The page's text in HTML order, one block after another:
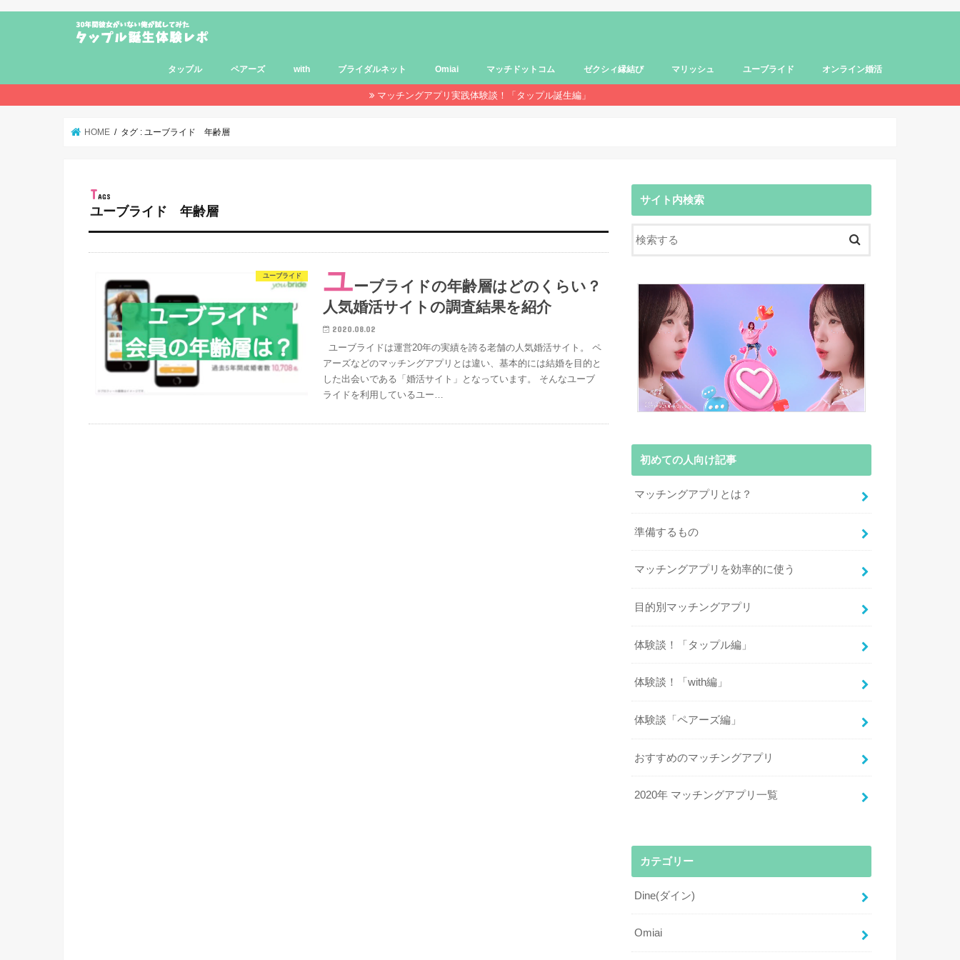
タップル ペアーズ with ブライダルネット Omiai マッチドットコム ゼクシィ縁結び マリッシュ ユーブライド オンライン婚活
マッチングアプリ実践体験談！「タップル誕生編」
HOME タグ : ユーブライド 年齢層
ユーブライド 年齢層
ユーブライド ユーブライドの年齢層はどのくらい？
人気婚活サイトの調査結果を紹介
2020.08.02
ユーブライドは運営20年の実績を誇る老舗の人気婚活サイト。 ペ
アーズなどのマッチングアプリとは違い、基本的には結婚を目的と
した出会いである「婚活サイト」となっています。 そんなユーブ
ライドを利用しているユー…
サイト内検索
初めての人向け記事
マッチングアプリとは？
準備するもの
マッチングアプリを効率的に使う
目的別マッチングアプリ
体験談！「タップル編」
体験談！「with編」
体験談「ペアーズ編」
おすすめのマッチングアプリ
2020年 マッチングアプリ一覧
カテゴリー
Dine(ダイン)
Omiai